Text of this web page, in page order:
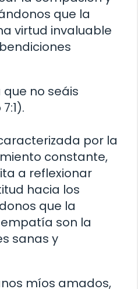
que la
virtud invaluable
que no seáis
por la
constante,
a reflexionar
hacia los
que la
son la
sanas y
míos amados,